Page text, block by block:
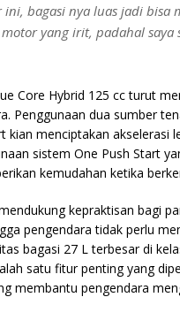
ini, bagasi nya luas jadi
yang irit, padahal
Core Hybrid 125 cc turut
Penggunaan dua sumber
kian menciptakan akselerasi
sistem One Push Start
kemudahan ketika
kepraktisan bagi
pengendara tidak perlu
bagasi 27 L terbesar di
satu fitur penting yang
membantu pengendara